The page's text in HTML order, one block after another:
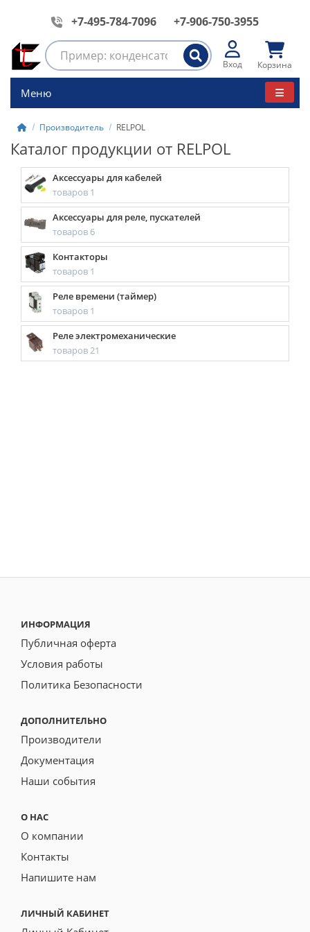
+7-495-784-7096 +7-906-750-3955
Вход Корзина
Меню
Производитель RELPOL
Каталог продукции от RELPOL
Аксессуары для кабелей
товаров 1
Аксессуары для реле, пускателей
товаров 6
Контакторы
товаров 1
Реле времени (таймер)
товаров 1
Реле электромеханические
товаров 21
ИНФОРМАЦИЯ
Публичная оферта
Условия работы
Политика Безопасности
ДОПОЛНИТЕЛЬНО
Производители
Документация
Наши события
О НАС
О компании
Контакты
Напишите нам
ЛИЧНЫЙ КАБИНЕТ